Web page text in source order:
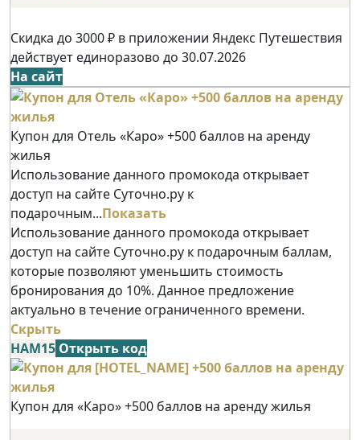
Скидка до 3000 ₽ в приложении Яндекс Путешествия
действует единоразово до 30.07.2026
На сайт
Купон для Отель «Каро» +500 баллов на аренду
жилья
Использование данного промокода открывает
доступ на сайте Суточно.ру к
подарочным...Показать
Использование данного промокода открывает
доступ на сайте Суточно.ру к подарочным баллам,
которые позволяют уменьшить стоимость
бронирования до 10%. Данное предложение
актуально в течение ограниченного времени.
Скрыть
НАМ15 Открыть код
Купон для «Каро» +500 баллов на аренду жилья